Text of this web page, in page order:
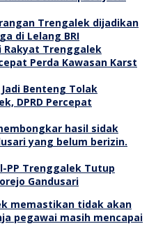
Trengalek dijadikan
di Lelang BRI
Benteng Tolak
DPRD Percepat
PP Trenggalek Tutup
Gandusari